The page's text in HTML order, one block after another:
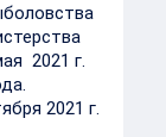
2021 г.
2021 г.